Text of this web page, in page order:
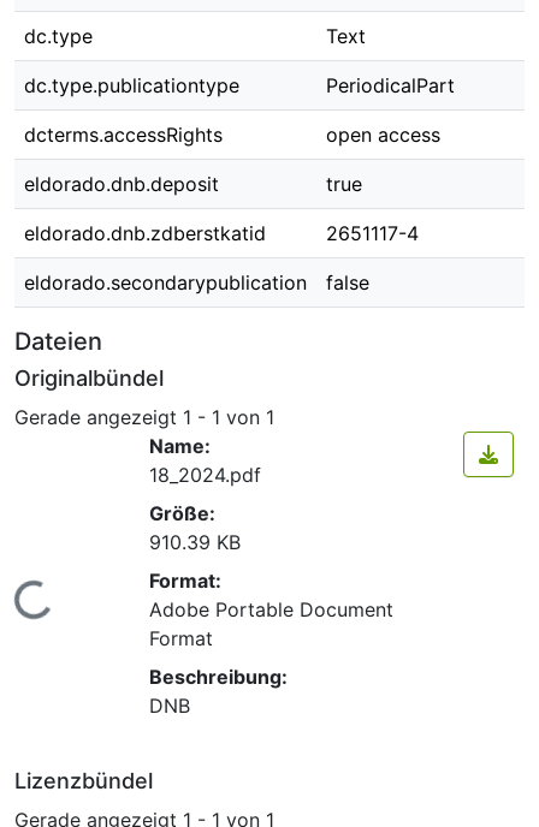
dc.type Text
dc.type.publicationtype PeriodicalPart
dcterms.accessRights open access
eldorado.dnb.deposit true
eldorado.dnb.zdberstkatid 2651117-4
eldorado.secondarypublication false
Dateien
Originalbündel
Gerade angezeigt 1 - 1 von 1
Name:
18_2024.pdf
Größe:
910.39 KB
Format:
Adobe Portable Document
Format
Beschreibung:
DNB
Lizenzbündel
Gerade angezeigt 1 - 1 von 1